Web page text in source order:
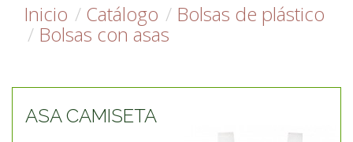
Inicio Catálogo Bolsas de plástico
Bolsas con asas
ASA CAMISETA